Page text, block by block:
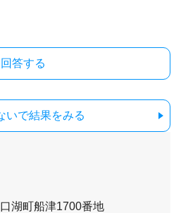
いで結果をみる
湖町船津1700番地